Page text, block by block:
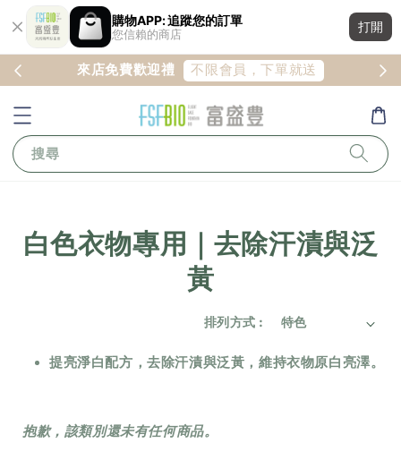
購物APP: 追蹤您的訂單
您信賴的商店
打開
冊 來店免費歡迎禮 不限會員，下單就送
搜尋
白色衣物專用｜去除汗漬與泛
黃
排列方式 :
提亮淨白配方，去除汗漬與泛黃，維持衣物原白亮澤。
抱歉，該類別還未有任何商品。